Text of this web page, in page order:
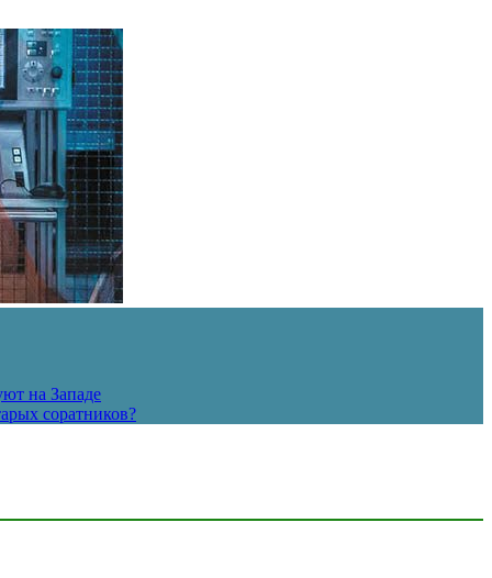
на Западе
соратников?